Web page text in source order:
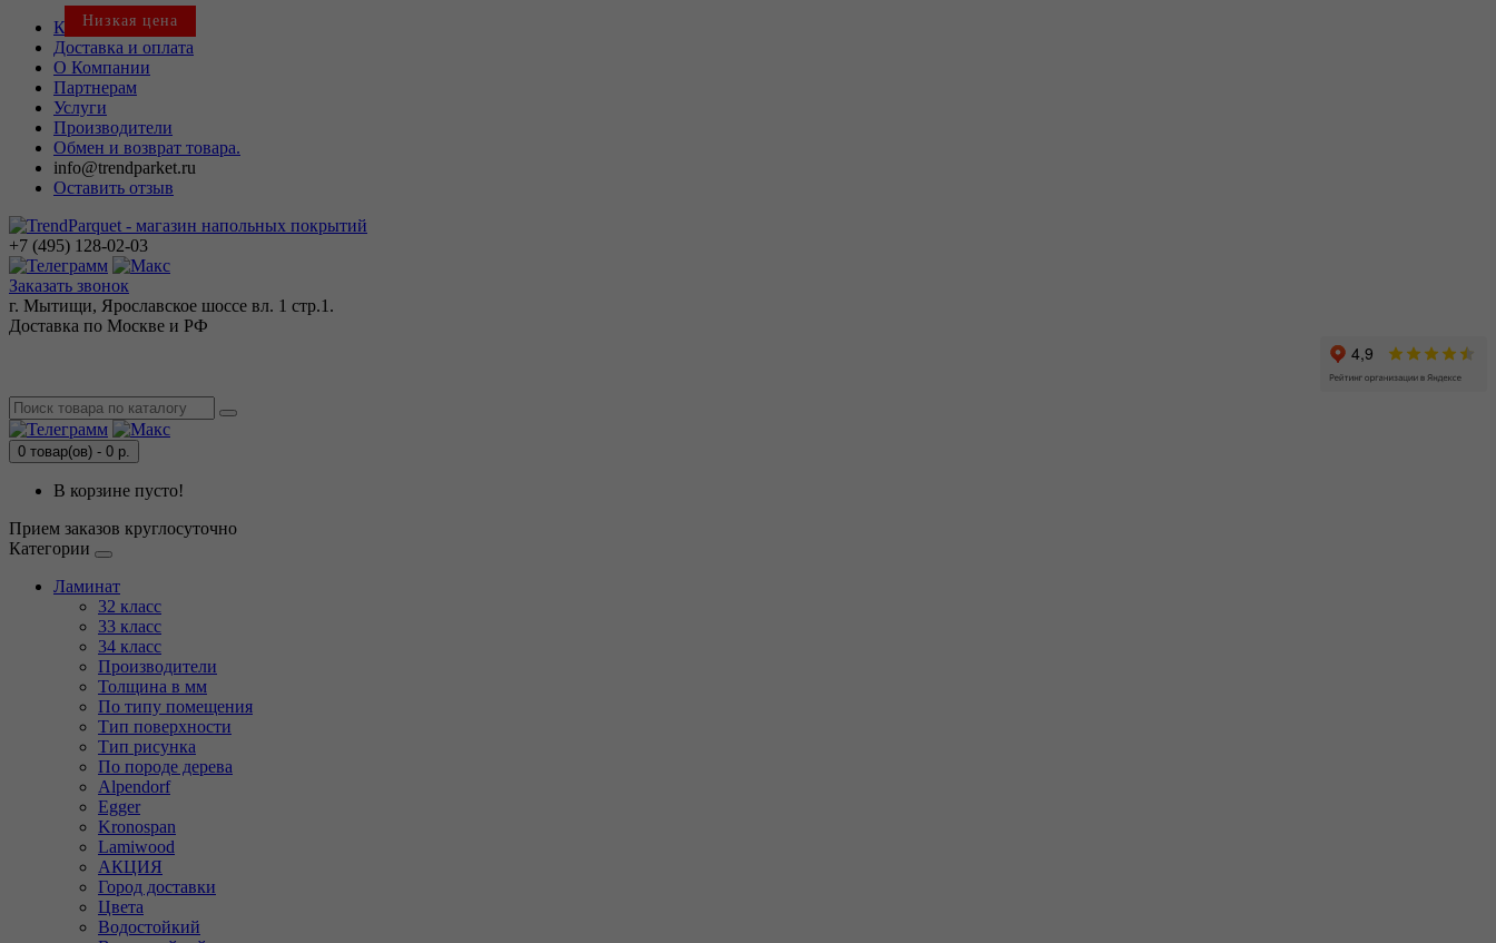
Контакты
Доставка и оплата
О Компании
Партнерам
Услуги
Производители
Обмен и возврат товара.
info@trendparket.ru
Оставить отзыв
+7 (495) 128-02-03
Заказать звонок
г. Мытищи, Ярославское шоссе вл. 1 стр.1.
Доставка по Москве и РФ
0 товар(ов) - 0 р.
В корзине пусто!
Прием заказов круглосуточно
Категории
Ламинат
32 класс
33 класс
34 класс
Производители
Толщина в мм
По типу помещения
Тип поверхности
Тип рисунка
По породе дерева
Alpendorf
Egger
Kronospan
Lamiwood
АКЦИЯ
Город доставки
Цвета
Водостойкий
Низкая цена